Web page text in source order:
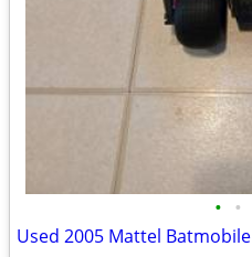
• •
Used 2005 Mattel Batmobile